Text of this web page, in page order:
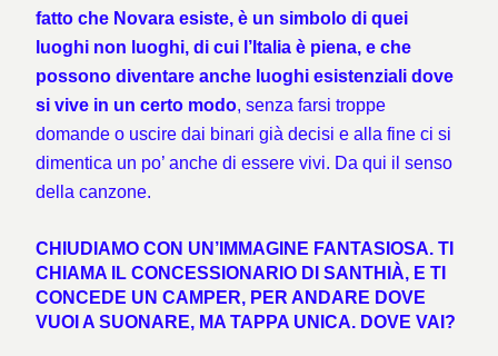
fatto che Novara esiste, è un simbolo di quei
luoghi non luoghi, di cui l’Italia è piena, e che
possono diventare anche luoghi esistenziali dove
si vive in un certo modo, senza farsi troppe
domande o uscire dai binari già decisi e alla fine ci si
dimentica un po’ anche di essere vivi. Da qui il senso
della canzone.
CHIUDIAMO CON UN’IMMAGINE FANTASIOSA. TI
CHIAMA IL CONCESSIONARIO DI SANTHIÀ, E TI
CONCEDE UN CAMPER, PER ANDARE DOVE
VUOI A SUONARE, MA TAPPA UNICA. DOVE VAI?